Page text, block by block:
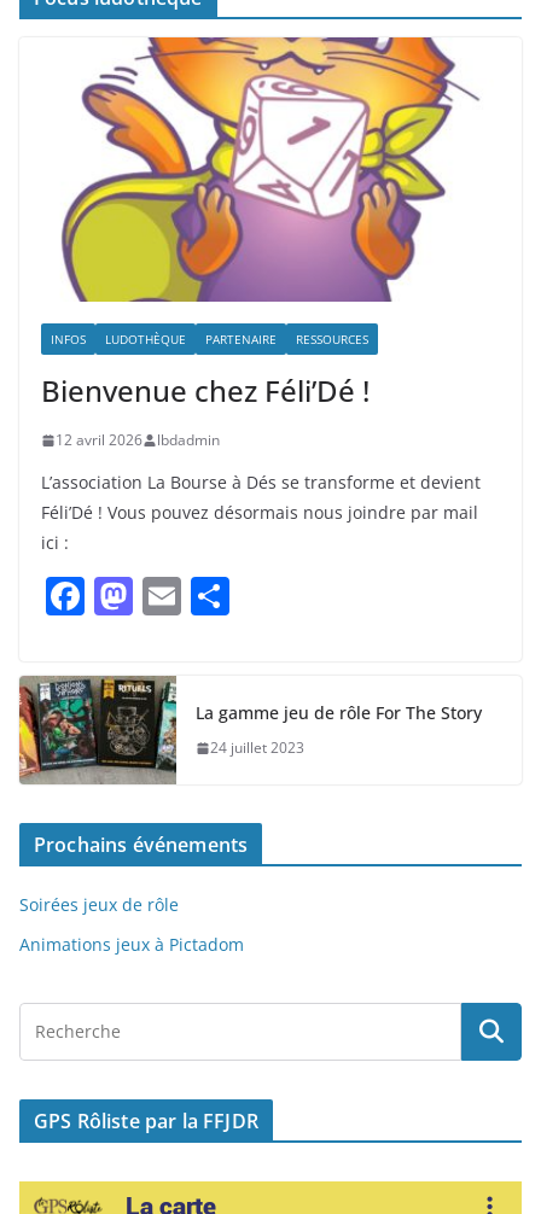
INFOS LUDOTHÈQUE PARTENAIRE RESSOURCES
Bienvenue chez Féli’Dé !
12 avril 2026 lbdadmin
L’association La Bourse à Dés se transforme et devient
Féli’Dé ! Vous pouvez désormais nous joindre par mail
ici :
F
c
e
b
o
o
k
M
st
o
d
o
n
E
g
er
La gamme jeu de rôle For The Story
24 juillet 2023
Prochains événements
Soirées jeux de rôle
Animations jeux à Pictadom
GPS Rôliste par la FFJDR